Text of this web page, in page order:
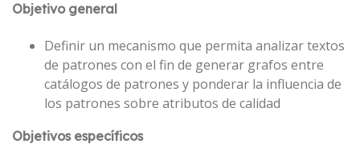
Objetivo general
Definir un mecanismo que permita analizar textos
de patrones con el fin de generar grafos entre
catálogos de patrones y ponderar la influencia de
los patrones sobre atributos de calidad
Objetivos específicos